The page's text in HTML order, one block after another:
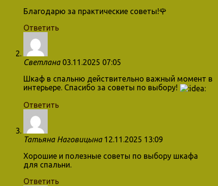
Благодарю за практические советы!🌹
Ответить
Светлана 03.11.2025 07:05
Шкаф в спальню действительно важный момент в
интерьере. Спасибо за советы по выбору!
Ответить
Татьяна Наговицына 12.11.2025 13:09
Хорошие и полезные советы по выбору шкафа
для спальни.
Ответить